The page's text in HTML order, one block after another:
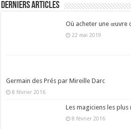
Derniers articles
Où acheter une œuvre
22 mai 2019
Germain des Prés par Mireille Darc
8 février 2016
Les magiciens les
8 février 2016